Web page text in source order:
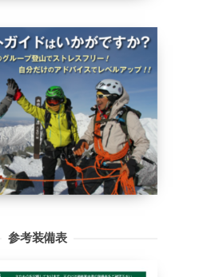
参考装備表